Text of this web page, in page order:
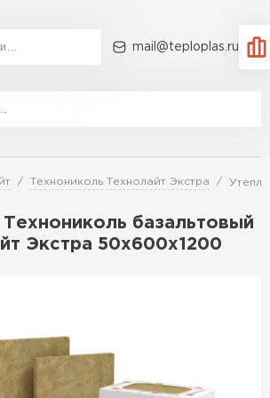
mail@teploplas.ru
Технониколь Технолайт Экстра
базальтовый
Экстра 50х600х1200
Ветонит
ПЕРЕЙТИ
ПЕРЕЙТИ
Технониколь
Rockwool
Пеноплекс